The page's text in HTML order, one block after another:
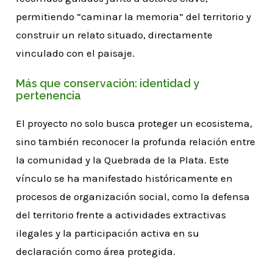
permitiendo “caminar la memoria” del territorio y
construir un relato situado, directamente
vinculado con el paisaje.
Más que conservación: identidad y
pertenencia
El proyecto no solo busca proteger un ecosistema,
sino también reconocer la profunda relación entre
la comunidad y la Quebrada de la Plata. Este
vínculo se ha manifestado históricamente en
procesos de organización social, como la defensa
del territorio frente a actividades extractivas
ilegales y la participación activa en su
declaración como área protegida.